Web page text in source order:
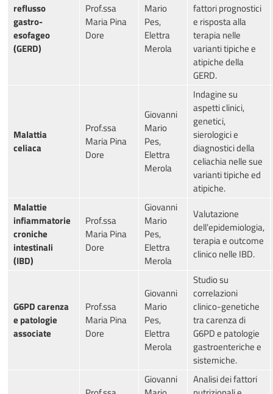
reflusso
gastro-
esofageo
(GERD)
Prof.ssa
Maria Pina
Dore
Mario
Pes,
Elettra
Merola
fattori prognostici
e risposta alla
terapia nelle
varianti tipiche e
atipiche della
GERD.
Malattia
celiaca
Prof.ssa
Maria Pina
Dore
Giovanni
Mario
Pes,
Elettra
Merola
Indagine su
aspetti clinici,
genetici,
sierologici e
diagnostici della
celiachia nelle sue
varianti tipiche ed
atipiche.
Malattie
infiammatorie
croniche
intestinali
(IBD)
Prof.ssa
Maria Pina
Dore
Giovanni
Mario
Pes,
Elettra
Merola
Valutazione
dell’epidemiologia,
terapia e outcome
clinico nelle IBD.
G6PD carenza
e patologie
associate
Prof.ssa
Maria Pina
Dore
Giovanni
Mario
Pes,
Elettra
Merola
Studio su
correlazioni
clinico-genetiche
tra carenza di
G6PD e patologie
gastroenteriche e
sistemiche.
Giovanni
Analisi dei fattori